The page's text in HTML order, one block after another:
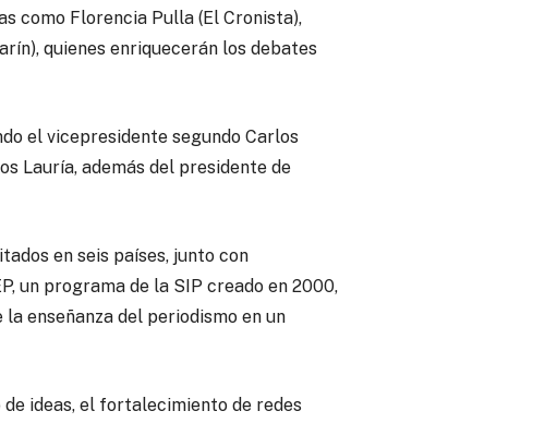
como Florencia Pulla (El Cronista),
quienes enriquecerán los debates
el vicepresidente segundo Carlos
Lauría, además del presidente de
en seis países, junto con
un programa de la SIP creado en 2000,
enseñanza del periodismo en un
ideas, el fortalecimiento de redes